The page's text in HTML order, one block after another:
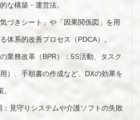
な構築・運営法。
づきシート」や「因果関係図」を用
体系的改善プロセス（PDCA）。
業務改革（BPR）：5S活動、タスク
）、手順書の作成など、DXの効果を
見守りシステムや介護ソフトの失敗